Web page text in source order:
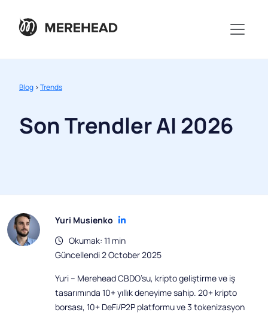
Blog >Trends
Son Trendler AI 2026
Yuri Musienko
Okumak: 11 min
Güncellendi 2 October 2025
Yuri – Merehead CBDO’su, kripto geliştirme ve iş
tasarımında 10+ yıllık deneyime sahip. 20+ kripto
borsası, 10+ DeFi/P2P platformu ve 3 tokenizasyon